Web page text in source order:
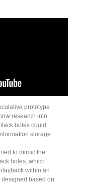
prototype
research into
holes could
storage
to mimic the
holes, which
within an
based on